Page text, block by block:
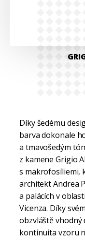
Díky šedému
barva dokonale
a tmavošedým
z kamene Grigio
s makrofosíliemi,
architekt Andrea
a palácích v
Vicenza. Díky
obzvláště vhodný
kontinuita vzoru